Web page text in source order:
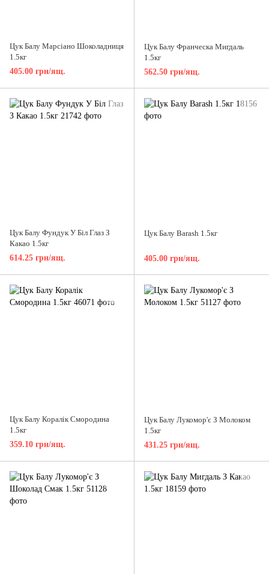
Цук Балу Марсіано Шоколадниця
1.5кг
405.00 грн/ящ.
Цук Балу Франческа Мигдаль
1.5кг
562.50 грн/ящ.
Цук Балу Фундук У Біл Глаз З
Какао 1.5кг
614.25 грн/ящ.
Цук Балу Barash 1.5кг
405.00 грн/ящ.
Цук Балу Коралік Смородина
1.5кг
359.10 грн/ящ.
Цук Балу Лукомор'є З Молоком
1.5кг
431.25 грн/ящ.